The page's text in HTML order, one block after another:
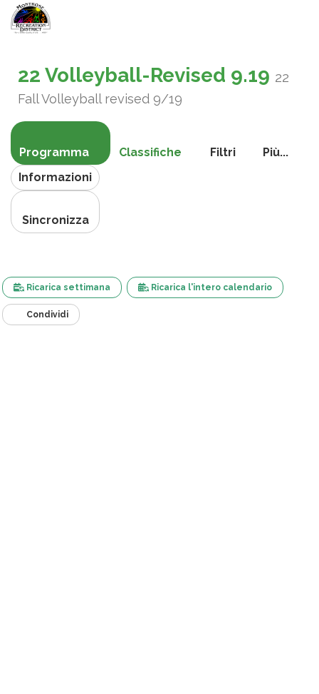
22 Volleyball-Revised 9.19 22
Fall Volleyball revised 9/19
Programma Classifiche Filtri
Più...
Informazioni
Sincronizza
Ricarica settimana Ricarica l'intero calendario
Condividi